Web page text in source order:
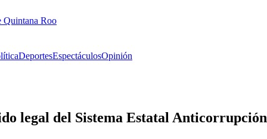
Quintana Roo
DeportesEspectáculosOpinión
legal del Sistema Estatal Anticorrupción